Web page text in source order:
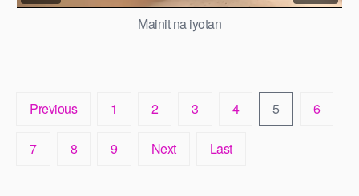
Mainit na iyotan
Previous 1 2 3 4 5 6
7 8 9 Next Last